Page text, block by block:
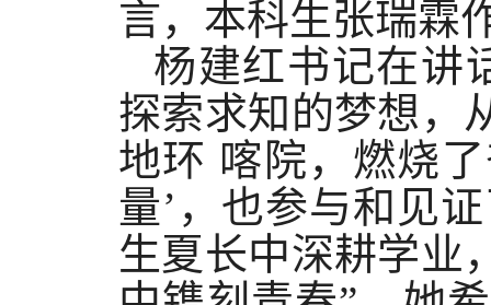
言，本科生张瑞霖
杨建红书记在讲
探索求知的梦想，
地环 喀院，燃烧
量’，也参与和见
生夏长中深耕学业